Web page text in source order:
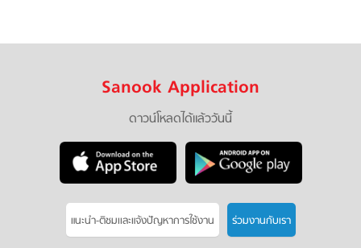
Sanook Application
ดาวน์โหลดได้แล้ววันนี้
แนะนำ-ติชมเเละแจ้งปัญหาการใช้งาน ร่วมงานกับเรา